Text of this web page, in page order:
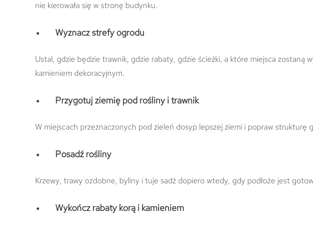
nie kierowała się w stronę budynku.
Wyznacz strefy ogrodu
Ustal, gdzie będzie trawnik, gdzie rabaty, gdzie ścieżki, a które miejsca zostaną
kamieniem dekoracyjnym.
Przygotuj ziemię pod rośliny i trawnik
W miejscach przeznaczonych pod zieleń dosyp lepszej ziemi i popraw strukturę
Posadź rośliny
Krzewy, trawy ozdobne, byliny i tuje sadź dopiero wtedy, gdy podłoże jest
Wykończ rabaty korą i kamieniem